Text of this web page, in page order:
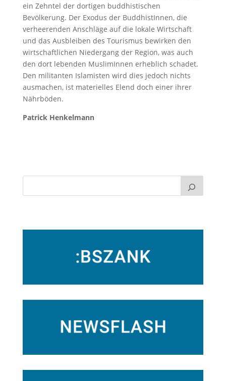
ein Zehntel der dortigen buddhistischen
Bevölkerung. Der Exodus der BuddhistInnen, die
verheerenden Anschläge auf die lokale Wirtschaft
und das Ausbleiben des Tourismus bewirken den
wirtschaftlichen Niedergang der Region, was auch
den dort lebenden MuslimInnen erheblich schadet.
Den militanten Islamisten wird dies jedoch nichts
ausmachen, ist materielles Elend doch einer ihrer
Nährböden.
Patrick Henkelmann